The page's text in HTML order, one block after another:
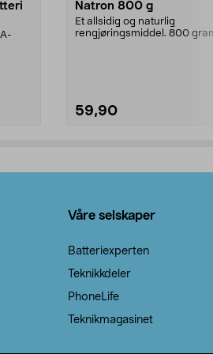
Natron 800 g
Et allsidig og naturlig
rengjøringsmiddel. 800
59,90
Våre selskaper
Batteriexperten
Teknikkdeler
PhoneLife
Teknikmagasinet